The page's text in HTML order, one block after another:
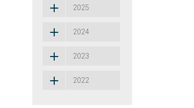
2025
2024
2023
2022